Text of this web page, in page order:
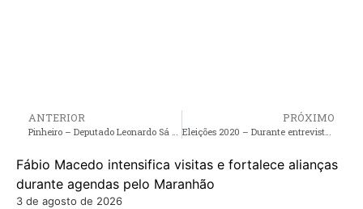
ANTERIOR
Pinheiro – Deputado Leonardo Sá e vereador Riba do Bom Viver irão inaugurar neste sábado (29), poço artesiano com recursos próprios no povoado Madeira
PRÓXIMO
Eleições 2020 – Durante entrevista, vereador Valter Soares anuncia oficialmente aliança com Dr Leonardo Sá em Pinheiro
Fábio Macedo intensifica visitas e fortalece alianças
durante agendas pelo Maranhão
3 de agosto de 2026